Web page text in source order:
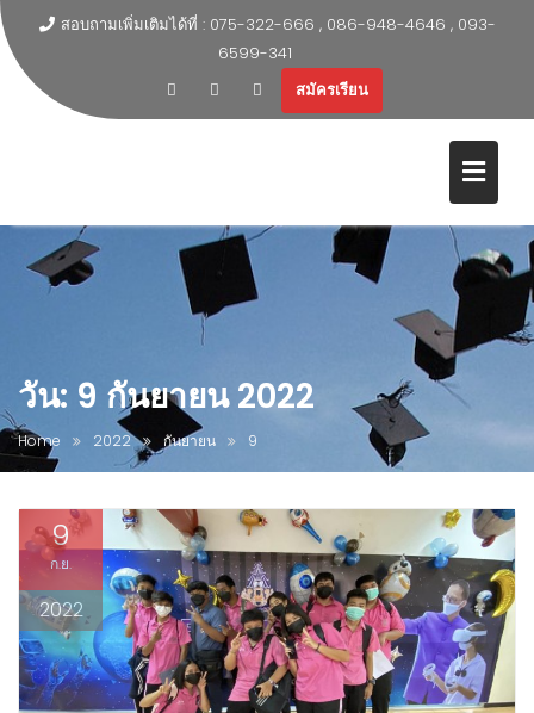
สอบถามเพิ่มเติมได้ที่ : 075-322-666 , 086-948-4646 , 093-
6599-341
สมัครเรียน
วัน: 9 กันยายน 2022
Home 2022 กันยายน 9
9
ก.ย.
2022